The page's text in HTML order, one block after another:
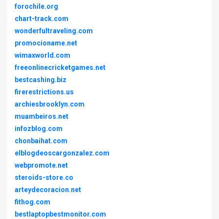
forochile.org
chart-track.com
wonderfultraveling.com
promocioname.net
wimaxworld.com
freeonlinecricketgames.net
bestcashing.biz
firerestrictions.us
archiesbrooklyn.com
muambeiros.net
infozblog.com
chonbaihat.com
elblogdeoscargonzalez.com
webpromote.net
steroids-store.co
arteydecoracion.net
fithog.com
bestlaptopbestmonitor.com